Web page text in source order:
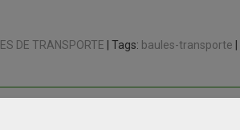
DE TRANSPORTE Tags: baules-transporte